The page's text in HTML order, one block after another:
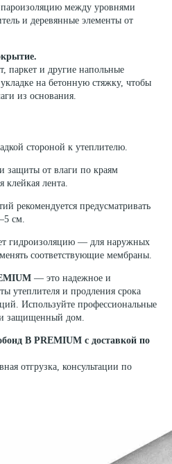
между уровнями
и деревянные элементы от
паркет и другие напольные
на бетонную стяжку, чтобы
из основания.
стороной к утеплителю.
защиты от влаги по краям
клейкая лента.
рекомендуется предусматривать
см.
гидроизоляцию — для наружных
соответствующие мембраны.
— это надежное и
утеплителя и продления срока
Используйте профессиональные
защищенный дом.
B PREMIUM с доставкой по
отгрузка, консультации по